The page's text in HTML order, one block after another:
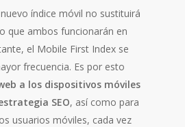
índice móvil no sustituirá
que ambos funcionarán en
el Mobile First Index se
frecuencia. Es por esto
a los dispositivos móviles
SEO, así como para
usuarios móviles, cada vez